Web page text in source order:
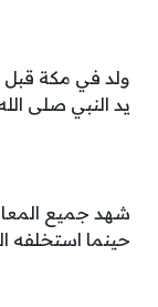
ولد في مكة قبل
يد النبي صلى
شهد جميع
حينما استخلفه